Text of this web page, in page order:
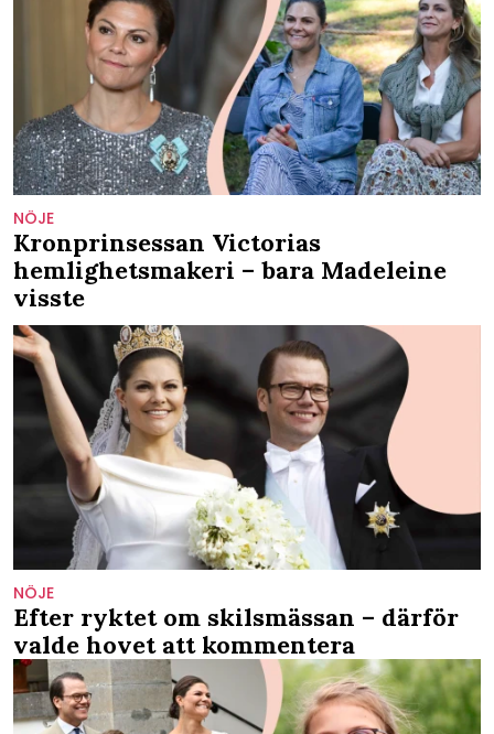
NÖJE
Kronprinsessan Victorias
hemlighetsmakeri – bara Madeleine
visste
NÖJE
Efter ryktet om skilsmässan – därför
valde hovet att kommentera